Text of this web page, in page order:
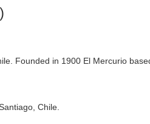
Founded in 1900 El Mercurio
Chile.